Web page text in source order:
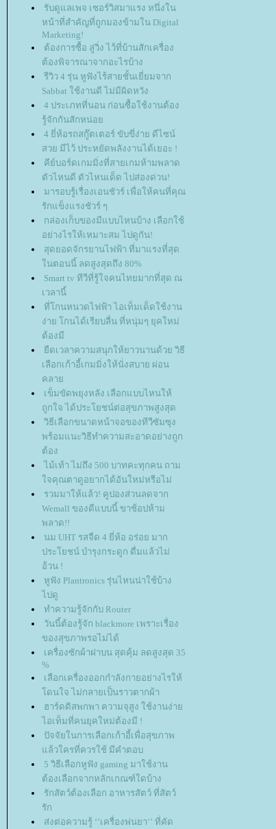
รับดูแลเพจ เซอร์วิสมาแรง หนึ่งใน
หน้าที่สำคัญที่ถูกมองข้ามใน Digital
Marketing!
ต้องการซื้อ ลู่วิ่ง ไว้ที่บ้านสักเครื่อง
ต้องพิจารณาจากอะไรบ้าง
รีวิว 4 รุ่น หูฟังไร้สายชั้นเยี่ยมจาก
Sabbat ใช้งานดี ไม่มีผิดหวัง
4 ประเภทที่นอน ก่อนซื้อใช้งานต้อง
รู้จักกันสักหน่อ
4 ยี่ห้อรถสกู๊ตเตอร์ ขับขี่ง่าย ดีไซน์
สวย มีไว้ ประหยัดพลังงานได้เยอะ !
คีย์บอร์ดเกมมิ่งที่สายเกมห้ามพลาด
ตัวไหนดี ตัวไหนเด็ด ไปส่องด่วน!
มารอบรู้เรื่องเอนชัวร์ เพื่อให้คนที่คุณ
รักแข็งแรงชัวร์ ๆ
กล่องเก็บของมีแบบไหนบ้าง เลือกใช้
อย่างไรให้เหมาะสม ไปดูกัน!
สุดยอดจักรยานไฟฟ้า ที่มาแรงที่สุด
นตอนนี้ ลดสูงสุดถึง 80%
Smart tv ทีวีที่รู้ใจคนไทยมากที่สุด ณ
เวลานี้
ที่โกนหนวดไฟฟ้า ไอเท็มเด็ดใช้งาน
ง่าย โกนได้เรียบลื่น ที่หนุ่มๆ ยุคใหม่
ต้องมี
ืดเวลาความสนุกให้ยาวนานด้วย วิธี
เลือกเก้าอี้เกมมิ่งให้นั่งสบาย ผ่อน
คลา
เข็มขัดพยุงหลัง เลือกแบบไหนให้
ถูกใจ ได้ประโยชน์ต่อสุขภาพสูงสุด
วิธีเลือกขนาดหน้าจอของทีวีซัมซุง
พร้อมแนะวิธีทำความสะอาดอย่างถูก
ต้อง
ไม้เท้า ไม่ถึง 500 บาทคะทุกคน ถาม
จคุณตาดูอยากได้อันใหม่หรือไม่
รวมมาให้แล้ว! คูปองส่วนลดจาก
Wemall ของดีแบบนี้ ขาช้อปห้าม
พลาด!!
นม UHT รสจืด 4 ยี่ห้อ อร่อย มาก
ประโยชน์ บำรุงกระดูก ดื่มแล้วไม่
อ้วน !
หูฟัง Plantronics รุ่นไหนน่าใช้บ้าง
ไปดู
ทำความรู้จักกับ Router
วันนี้ต้องรู้จัก blackmore เพราะเรื่อง
ของสุขภาพรอไม่ได้
เครื่องซักผ้าฝาบน สุดคุ้ม ลดสูงสุด 35
%
เลือกเครื่องออกกำลังกายอย่างไรให้
ดนใจ ไม่กลายเป็นราวตากผ้า
ฮาร์ดดิสพกพา ความจุสูง ใช้งานง่า
ไอเท็มที่คนยุคใหม่ต้องมี !
ปัจจัยในการเลือกเก้าอี้เพื่อสุขภาพ
ล้วใครที่ควรใช้ มีคำตอบ
5 วิธีเลือกหูฟัง gaming มาใช้งาน
ต้องเลือกจากหลักเกณฑ์ใดบ้าง
รักสัตว์ต้องเลือก อาหารสัตว์ ที่สัตว์
รัก
ส่งต่อความรู้ ‘’เครื่องพ่นยา’’ ที่คัด